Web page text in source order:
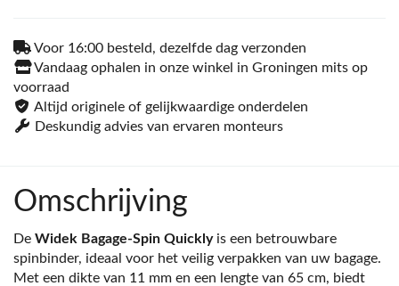
Voor 16:00 besteld, dezelfde dag verzonden
Vandaag ophalen in onze winkel in Groningen mits op
voorraad
Altijd originele of gelijkwaardige onderdelen
Deskundig advies van ervaren monteurs
Omschrijving
De Widek Bagage-Spin Quicklyis een betrouwbare
spinbinder, ideaal voor het veilig verpakken van uw bagage.
Met een dikte van 11 mm en een lengte van 65 cm, biedt